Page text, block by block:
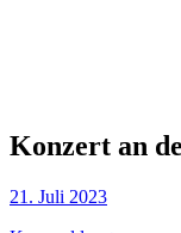
Konzert an
21. Juli 2023